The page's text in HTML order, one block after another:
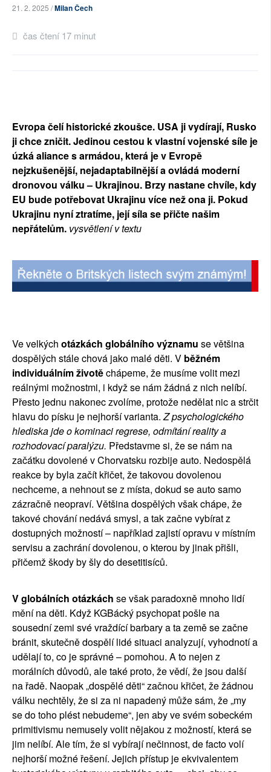
21. 2. 2025 /Milan Čech
čas čtení 17 minut
Evropa čelí historické zkoušce. USA ji vydírají, Rusko
ji chce zničit. Jedinou cestou k vlastní vojenské síle je
úzká aliance s armádou, která je v Evropě
nejzkušenější, nejadaptabilnější a ovládá moderní
dronovou válku – Ukrajinou. Brzy nastane chvíle, kdy
EU bude potřebovat Ukrajinu více než ona ji. Pokud
Ukrajinu nyní ztratíme, její síla se přičte našim
nepřátelům. vysvětlení v textu
Ve velkých otázkách globálního významu se většina
dospělých stále chová jako malé děti. V běžném
individuálním životě chápeme, že musíme volit mezi
reálnými možnostmi, i když se nám žádná z nich nelíbí.
Přesto jednu nakonec zvolíme, protože nedělat nic a strčit
hlavu do písku je nejhorší varianta. Z psychologického
hlediska jde o kominaci regrese, odmítání reality a
rozhodovací paralýzu. Představme si, že se nám na
začátku dovolené v Chorvatsku rozbije auto. Nedospělá
reakce by byla začít křičet, že takovou dovolenou
nechceme, a nehnout se z místa, dokud se auto samo
zázračně neopraví. Většina dospělých však chápe, že
takové chování nedává smysl, a tak začne vybírat z
dostupných možností – například zajistí opravu v místním
servisu a zachrání dovolenou, o kterou by jinak přišli,
přičemž škody by šly do desetitisíců.
V globálních otázkách se však paradoxně mnoho lidí
mění na děti. Když KGBácký psychopat pošle na
sousední zemi své vraždící barbary a ta země se začne
bránit, skutečně dospělí lidé situaci analyzují, vyhodnotí a
udělají to, co je správné – pomohou. A to nejen z
morálních důvodů, ale také proto, že vědí, že jsou další
na řadě. Naopak „dospělé děti“ začnou křičet, že žádnou
válku nechtěly, že si za ni napadený může sám, že „my
se do toho plést nebudeme“, jen aby ve svém sobeckém
primitivismu nemusely volit nějakou z možností, která se
jim nelíbí. Ale tím, že si vybírají nečinnost, de facto volí
nejhorší možné řešení. Jejich přístup je ekvivalentem